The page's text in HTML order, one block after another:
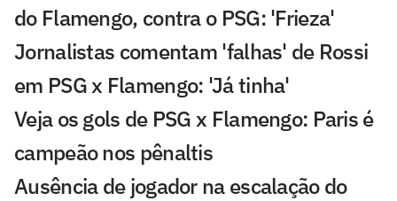
do Flamengo, contra o PSG: 'Frieza'
Jornalistas comentam 'falhas' de Rossi
em PSG x Flamengo: 'Já tinha'
Veja os gols de PSG x Flamengo: Paris é
campeão nos pênaltis
Ausência de jogador na escalação do